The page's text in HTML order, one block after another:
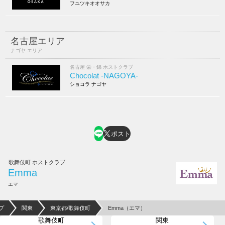
フユツキオオサカ
名古屋エリア
ナゴヤ エリア
名古屋 栄・錦 ホストクラブ
Chocolat -NAGOYA-
ショコラ ナゴヤ
ポスト
歌舞伎町 ホストクラブ
Emma
エマ
関東 東京都/歌舞伎町 Emma（エマ）
歌舞伎町
関東